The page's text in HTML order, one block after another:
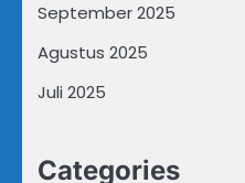
September 2025
Agustus 2025
Juli 2025
Categories